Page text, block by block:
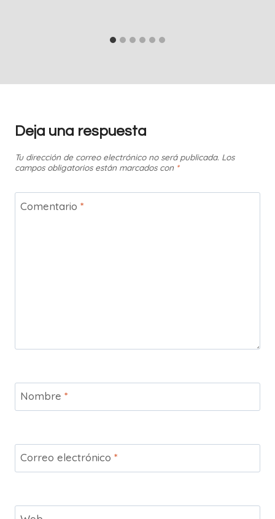
Deja una respuesta
Tu dirección de correo electrónico no será publicada. Los
campos obligatorios están marcados con *
Comentario *
Nombre *
Correo electrónico *